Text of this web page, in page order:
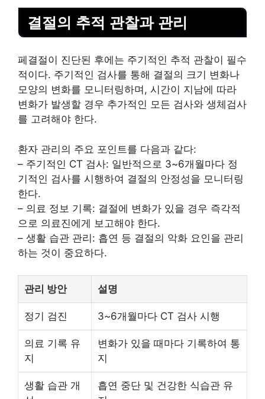
결절의 추적 관찰과 관리
페결절이 진단된 후에는 주기적인 추적 관찰이 필수
적이다. 주기적인 검사를 통해 결절의 크기 변화나
모양의 변화를 모니터링하며, 시간이 지남에 따라
변화가 발생할 경우 추가적인 모든 검사와 생체검사
를 고려해야 한다.
환자 관리의 주요 포인트를 다음과 같다:
– 주기적인 CT 검사: 일반적으로 3~6개월마다 정
기적인 검사를 시행하여 결절의 안정성을 모니터링
한다.
– 의료 정보 기록: 결절에 변화가 있을 경우 즉각적
으로 의료진에게 보고해야 한다.
– 생활 습관 관리: 흡연 등 결절의 악화 요인을 관리
하는 것이 중요하다.
관리 방안 설명
정기 검진 3~6개월마다 CT 검사 시행
의료 기록 유
지
변화가 있을 때마다 기록하여 통
지
생활 습관 개
흡연 중단 및 건강한 식습관 유